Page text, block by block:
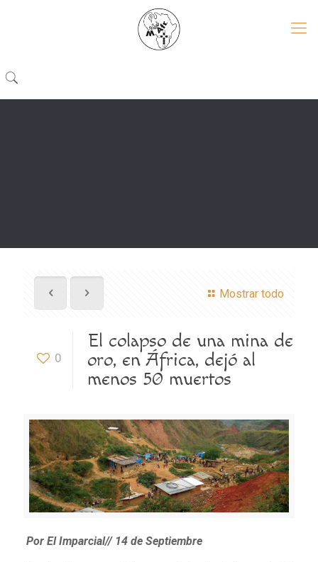
Mostrar todo
0
El colapso de una mina de
oro, en África, dejó al
menos 50 muertos
Por El Imparcial// 14 de Septiembre